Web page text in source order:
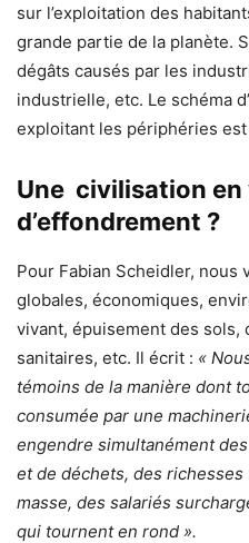
sur l’exploitation des
grande partie de la planète.
dégâts causés par les
industrielle, etc. Le schéma
exploitant les périphéries
Une civilisation en
d’effondrement ?
Pour Fabian Scheidler, nous
globales, économiques,
vivant, épuisement des sols,
sanitaires, etc. Il écrit : «
témoins de la manière dont
consumée par une
engendre simultanément
et de déchets, des
masse, des salariés
qui tournent en rond ».